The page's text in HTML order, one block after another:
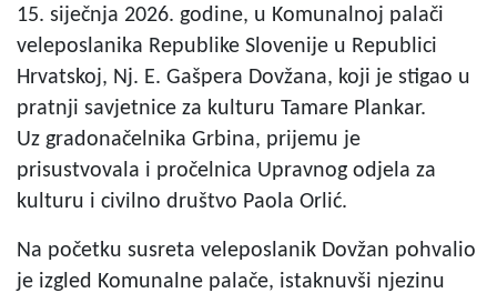
15. siječnja 2026. godine, u Komunalnoj palači
veleposlanika Republike Slovenije u Republici
Hrvatskoj, Nj. E. Gašpera Dovžana, koji je stigao u
pratnji savjetnice za kulturu Tamare Plankar.
Uz gradonačelnika Grbina, prijemu je
prisustvovala i pročelnica Upravnog odjela za
kulturu i civilno društvo Paola Orlić.
Na početku susreta veleposlanik Dovžan pohvalio
je izgled Komunalne palače, istaknuvši njezinu